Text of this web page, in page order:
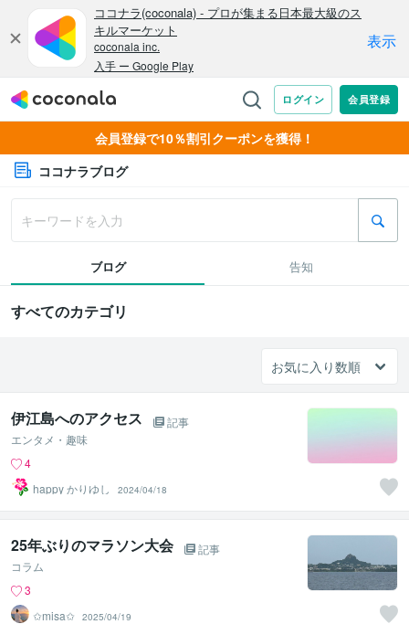
会員登録で10％割引クーポンを獲得！
ココナラブログ
ブログ 告知
すべてのカテゴリ
伊江島へのアクセス
記事
エンタメ・趣味
4
happy かりゆし
2024/04/18
25年ぶりのマラソン大会
記事
コラム
3
✩misa✩
2025/04/19